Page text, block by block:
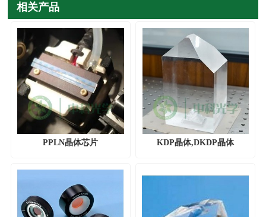
相关产品
PPLN晶体芯片 KDP晶体,DKDP晶体